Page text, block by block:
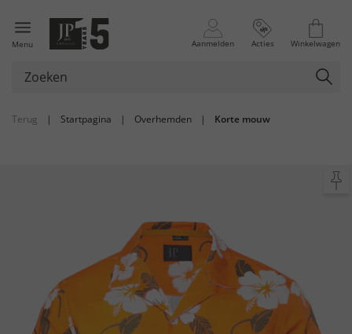
Menu Aanmelden Acties Winkelwagen
Terug | Startpagina | Overhemden | Korte mouw